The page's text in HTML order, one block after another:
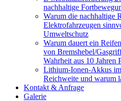
nachhaltige
Warum die nachhaltige
Elektrofahrzeugen
Umweltschutz
Warum dauert ein
von Bremshebel/
Wahrheit aus 10 Jahren
Lithium-Ionen-Akkus
Reichweite und warum
Kontakt & Anfrage
Galerie